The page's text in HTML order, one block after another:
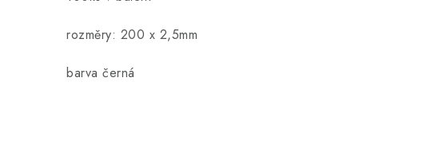
rozměry: 200 x 2,5mm
barva černá